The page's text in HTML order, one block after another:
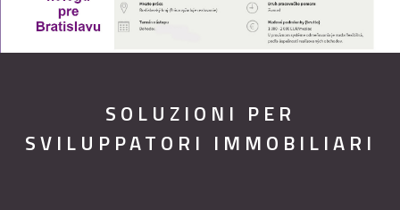
SOLUZIONI PER
SVILUPPATORI IMMOBILIARI